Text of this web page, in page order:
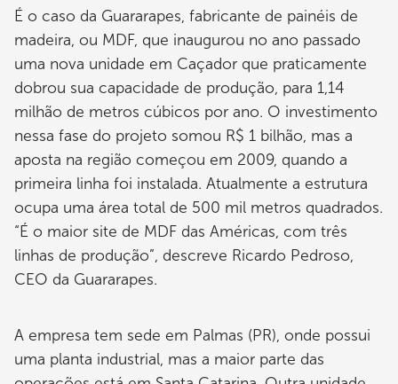
É o caso da Guararapes, fabricante de painéis de
madeira, ou MDF, que inaugurou no ano passado
uma nova unidade em Caçador que praticamente
dobrou sua capacidade de produção, para 1,14
milhão de metros cúbicos por ano. O investimento
nessa fase do projeto somou R$ 1 bilhão, mas a
aposta na região começou em 2009, quando a
primeira linha foi instalada. Atualmente a estrutura
ocupa uma área total de 500 mil metros quadrados.
“É o maior site de MDF das Américas, com três
linhas de produção”, descreve Ricardo Pedroso,
CEO da Guararapes.
A empresa tem sede em Palmas (PR), onde possui
uma planta industrial, mas a maior parte das